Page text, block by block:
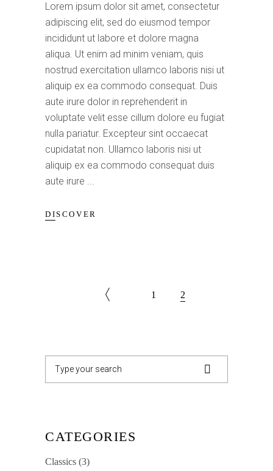
Lorem ipsum dolor sit amet, consectetur
adipiscing elit, sed do eiusmod tempor
incididunt ut labore et dolore magna
aliqua. Ut enim ad minim veniam, quis
nostrud exercitation ullamco laboris nisi ut
aliquip ex ea commodo consequat. Duis
aute irure dolor in reprehenderit in
voluptate velit esse cillum dolore eu fugiat
nulla pariatur. Excepteur sint occaecat
cupidatat non. Ullamco laboris nisi ut
aliquip ex ea commodo consequat duis
aute irure
DISCOVER
1 2
CATEGORIES
Classics (3)